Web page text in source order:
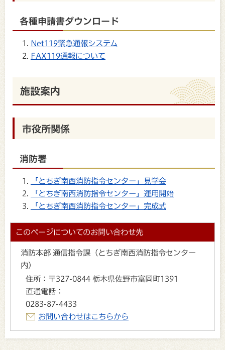
各種申請書ダウンロード
Net119緊急通報システム
FAX119通報について
施設案内
市役所関係
消防署
「とちぎ南西消防指令センター」見学会
「とちぎ南西消防指令センター」運用開始
「とちぎ南西消防指令センター」完成式
このページについてのお問い合わせ先
消防本部 通信指令課（とちぎ南西消防指令センター
内）
住所： 〒327-0844 栃木県佐野市富岡町1391
直通電話：
0283-87-4433
お問い合わせはこちらから